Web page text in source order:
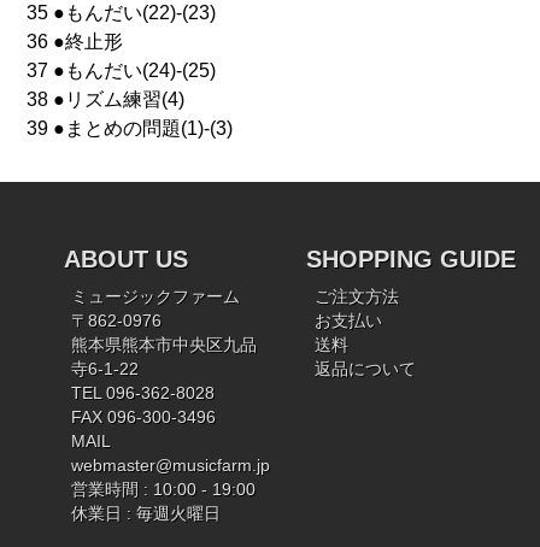
35 ●もんだい(22)-(23)
36 ●終止形
37 ●もんだい(24)-(25)
38 ●リズム練習(4)
39 ●まとめの問題(1)-(3)
ABOUT US
ミュージックファーム
〒862-0976
熊本県熊本市中央区九品
寺6-1-22
TEL 096-362-8028
FAX 096-300-3496
MAIL
webmaster@musicfarm.jp
営業時間 : 10:00 - 19:00
休業日 : 毎週火曜日
SHOPPING GUIDE
ご注文方法
お支払い
送料
返品について